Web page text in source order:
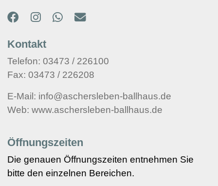
Kontakt
Telefon: 03473 / 226100
Fax: 03473 / 226208
E-Mail: info@aschersleben-ballhaus.de
Web: www.aschersleben-ballhaus.de
Öffnungszeiten
Die genauen Öffnungszeiten entnehmen Sie
bitte den einzelnen Bereichen.